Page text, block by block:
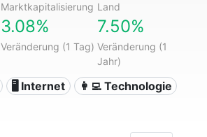
Marktkapitalisierung Land
3.08%
Veränderung (1 Tag)
7.50%
Veränderung (1
Jahr)
🖥️ Internet 👩‍💻 Technologie